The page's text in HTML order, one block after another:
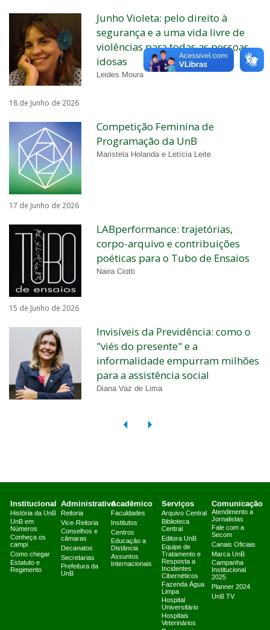
Junho Violeta: pelo direito à
segurança e a uma vida livre de
violências para todas as pessoas
idosas
Leides Moura
18 de Junho de 2026
Competição Feminina de
Programação da UnB
Maristela Holanda e Letícia Leite
17 de Junho de 2026
LABperformance: trajetórias,
corpo-arquivo e contribuições
poéticas para o Tubo de Ensaios
Naira Ciotti
15 de Junho de 2026
Invisíveis da Previdência: como o
"viés do presente" e a
informalidade empurram milhões
para a assistência social
Diana Vaz de Lima
Institucional
História da UnB
UnB em
Números
Conheça os
campi
Como chegar
Estatuto e
Regimento
Administrativo
Reitoria
Vice-Reitoria
Conselhos e
câmaras
Decanatos
Secretarias
Prefeitura da
UnB
Acadêmico
Faculdades
Institutos
Centros
Educação a
Distância
Assuntos
Internacionais
Serviços
Arquivo Central
Biblioteca
Central
Editora UnB
Equipe de
Tratamento e
Resposta a
Incidentes
Cibernéticos
Fazenda Água
Limpa
Hospital
Universitário
Hospitais
Veterinários
Comunicação
Atendimento a
Jornalistas
Fale com a
Secom
Canais Oficiais
Marca UnB
Campanha
Institucional
2025
Planner 2024
UnB TV